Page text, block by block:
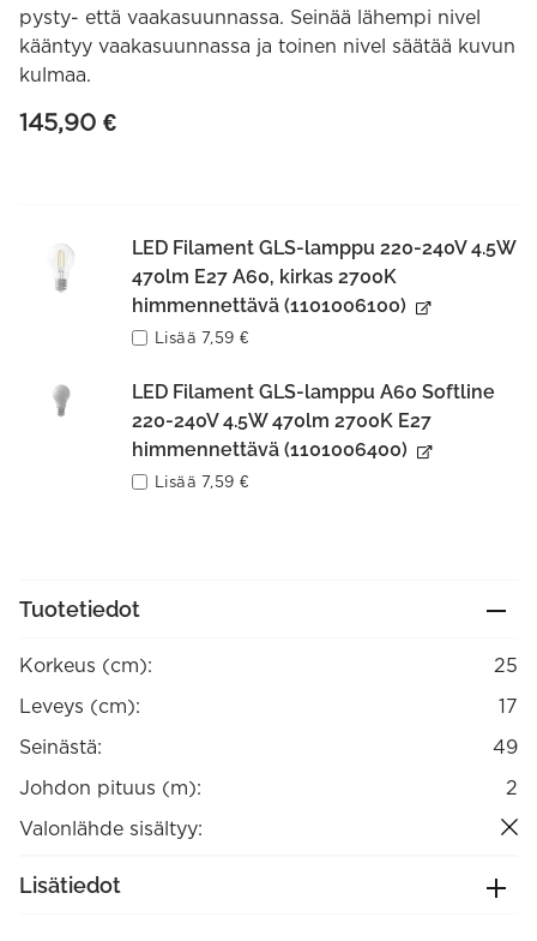
pysty- että vaakasuunnassa. Seinää lähempi nivel
kääntyy vaakasuunnassa ja toinen nivel säätää kuvun
kulmaa.
145,90 €
LED Filament GLS-lamppu 220-240V 4.5W
470lm E27 A60, kirkas 2700K
himmennettävä (1101006100)
Lisää 7,59 €
LED Filament GLS-lamppu A60 Softline
220-240V 4.5W 470lm 2700K E27
himmennettävä (1101006400)
Lisää 7,59 €
Tuotetiedot
Korkeus (cm):
25
Leveys (cm):
17
Seinästä:
49
Johdon pituus (m):
2
Valonlähde sisältyy:
Lisätiedot